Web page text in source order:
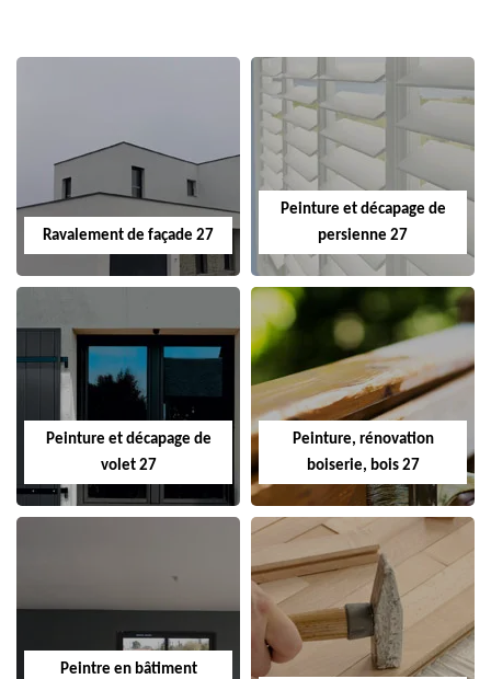
Ravalement de façade 27
Peinture et décapage de
persienne 27
Peinture et décapage de
volet 27
Peinture, rénovation
boiserie, bois 27
Peintre en bâtiment